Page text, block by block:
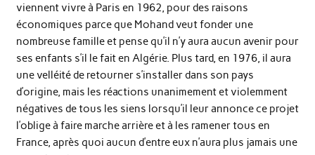
viennent vivre à Paris en 1962, pour des raisons
économiques parce que Mohand veut fonder une
nombreuse famille et pense qu’il n’y aura aucun avenir pour
ses enfants s’il le fait en Algérie. Plus tard, en 1976, il aura
une velléité de retourner s’installer dans son pays
d’origine, mais les réactions unanimement et violemment
négatives de tous les siens lorsqu’il leur annonce ce projet
l’oblige à faire marche arrière et à les ramener tous en
France, après quoi aucun d’entre eux n’aura plus jamais une